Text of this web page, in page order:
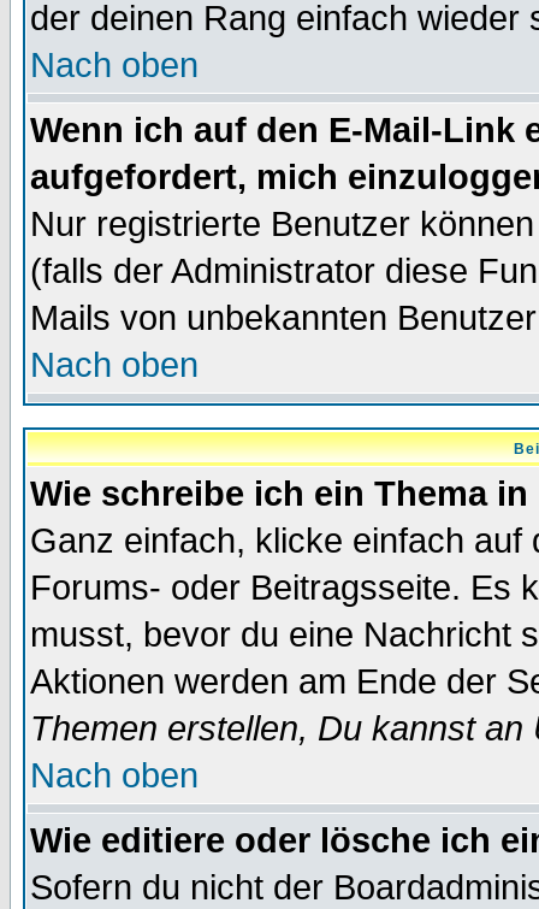
der deinen Rang einfach wieder
Nach oben
Wenn ich auf den E-Mail-Link
aufgefordert, mich
Nur registrierte Benutzer
(falls der Administrator diese
Mails von unbekannten
Nach oben
Wie schreibe ich ein Thema
Ganz einfach, klicke einfach
Forums- oder Beitragsseite. Es
musst, bevor du eine Nachricht
Aktionen werden am Ende der
Themen erstellen, Du kannst
Nach oben
Wie editiere oder lösche ich
Sofern du nicht der